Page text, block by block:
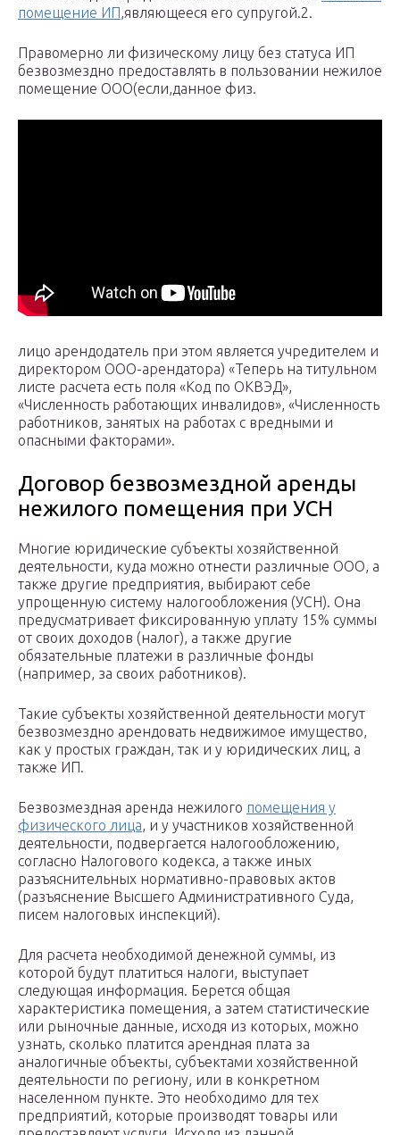
помещение ИП,являющееся его супругой.2.
Правомерно ли физическому лицу без статуса ИП
безвозмездно предоставлять в пользовании нежилое
помещение ООО(если,данное физ.
лицо арендодатель при этом является учредителем и
директором ООО-арендатора) «Теперь на титульном
листе расчета есть поля «Код по ОКВЭД»,
«Численность работающих инвалидов», «Численность
работников, занятых на работах с вредными и
опасными факторами».
Договор безвозмездной аренды
нежилого помещения при УСН
Многие юридические субъекты хозяйственной
деятельности, куда можно отнести различные ООО, а
также другие предприятия, выбирают себе
упрощенную систему налогообложения (УСН). Она
предусматривает фиксированную уплату 15% суммы
от своих доходов (налог), а также другие
обязательные платежи в различные фонды
(например, за своих работников).
Такие субъекты хозяйственной деятельности могут
безвозмездно арендовать недвижимое имущество,
как у простых граждан, так и у юридических лиц, а
также ИП.
Безвозмездная аренда нежилого помещения у
физического лица, и у участников хозяйственной
деятельности, подвергается налогообложению,
согласно Налогового кодекса, а также иных
разъяснительных нормативно-правовых актов
(разъяснение Высшего Административного Суда,
писем налоговых инспекций).
Для расчета необходимой денежной суммы, из
которой будут платиться налоги, выступает
следующая информация. Берется общая
характеристика помещения, а затем статистические
или рыночные данные, исходя из которых, можно
узнать, сколько платится арендная плата за
аналогичные объекты, субъектами хозяйственной
деятельности по региону, или в конкретном
населенном пункте. Это необходимо для тех
предприятий, которые производят товары или